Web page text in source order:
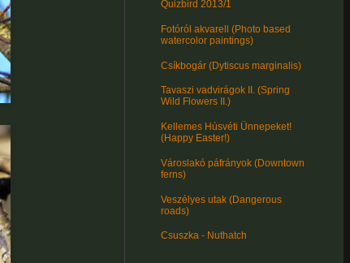
Quizbird 2013/1
Fotóról akvarell (Photo based
watercolor paintings)
Csíkbogár (Dytiscus marginalis)
Tavaszi vadvirágok II. (Spring
Wild Flowers II.)
Kellemes Húsvéti Ünnepeket!
(Happy Easter!)
Városlakó páfrányok (Downtown
ferns)
Veszélyes utak (Dangerous
roads)
Csuszka - Nuthatch